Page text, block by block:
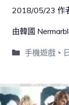
2018/05/23 作
由韓國
手機遊戲、